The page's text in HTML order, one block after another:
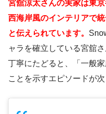
宮舘涼太さんの実家は東
西海岸風のインテリアで
と伝えられています。
ャラを確立している宮舘
丁寧にたどると、「一般
ことを示すエピソードが